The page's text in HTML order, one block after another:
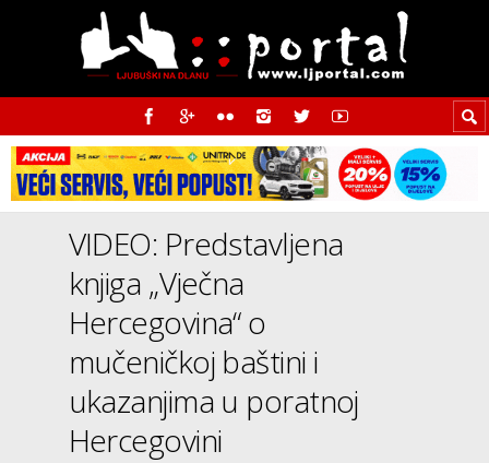
VIDEO: Predstavljena
knjiga „Vječna
Hercegovina“ o
mučeničkoj baštini i
ukazanjima u poratnoj
Hercegovini